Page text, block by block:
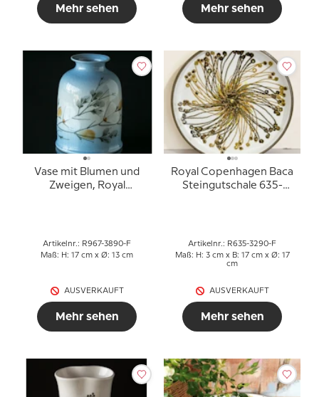
Mehr sehen Mehr sehen
Vase mit Blumen und
Zweigen, Royal
Artikelnr.: R967-3890-F
Maß: H: 17 cm x Ø: 13 cm
AUSVERKAUFT
Mehr sehen
Royal Copenhagen Baca
Steingutschale 635-
Artikelnr.: R635-3290-F
Maß: H: 3 cm x B: 17 cm x Ø: 17
cm
AUSVERKAUFT
Mehr sehen